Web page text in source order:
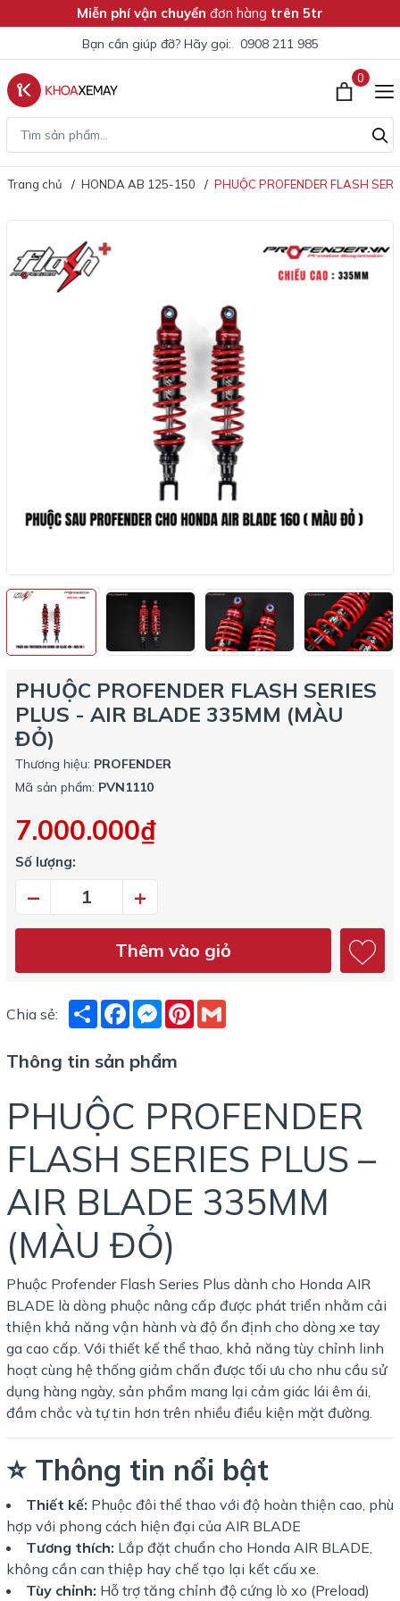
Miễn phí vận chuyển đơn hàng trên 5tr
Bạn cần giúp đỡ? Hãy gọi: 0908 211 985
0
Trang chủ HONDA AB 125-150 PHUỘC PROFENDER FLASH
PHUỘC PROFENDER FLASH SERIES
PLUS - AIR BLADE 335MM (MÀU
ĐỎ)
Thương hiệu: PROFENDER
Mã sản phẩm: PVN1110
7.000.000₫
Số lượng:
– +
Thêm vào giỏ
Chia sẻ: ShareFacebookMessenger
Pinterest
Thông tin sản phẩm
PHUỘC PROFENDER
FLASH SERIES PLUS –
AIR BLADE 335MM
(MÀU ĐỎ)
Phuộc Profender Flash Series Plus dành cho Honda AIR
BLADE là dòng phuộc nâng cấp được phát triển nhằm cải
thiện khả năng vận hành và độ ổn định cho dòng xe tay
ga cao cấp. Với thiết kế thể thao, khả năng tùy chỉnh linh
hoạt cùng hệ thống giảm chấn được tối ưu cho nhu cầu sử
dụng hàng ngày, sản phẩm mang lại cảm giác lái êm ái,
đầm chắc và tự tin hơn trên nhiều điều kiện mặt đường.
⭐ Thông tin nổi bật
Thiết kế: Phuộc đôi thể thao với độ hoàn thiện cao, phù
hợp với phong cách hiện đại của AIR BLADE
Tương thích: Lắp đặt chuẩn cho Honda AIR BLADE,
không cần can thiệp hay chế tạo lại kết cấu xe.
Tùy chỉnh: Hỗ trợ tăng chỉnh độ cứng lò xo (Preload)